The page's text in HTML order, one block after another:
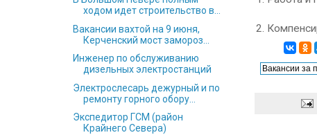
2.
ходом идет строительство в...
Вакансии вахтой на 9 июня,
Керченский мост замороз...
Инженер по обслуживанию
дизельных электростанций
Электрослесарь дежурный и по
ремонту горного обору...
Экспедитор ГСМ (район
Крайнего Севера)